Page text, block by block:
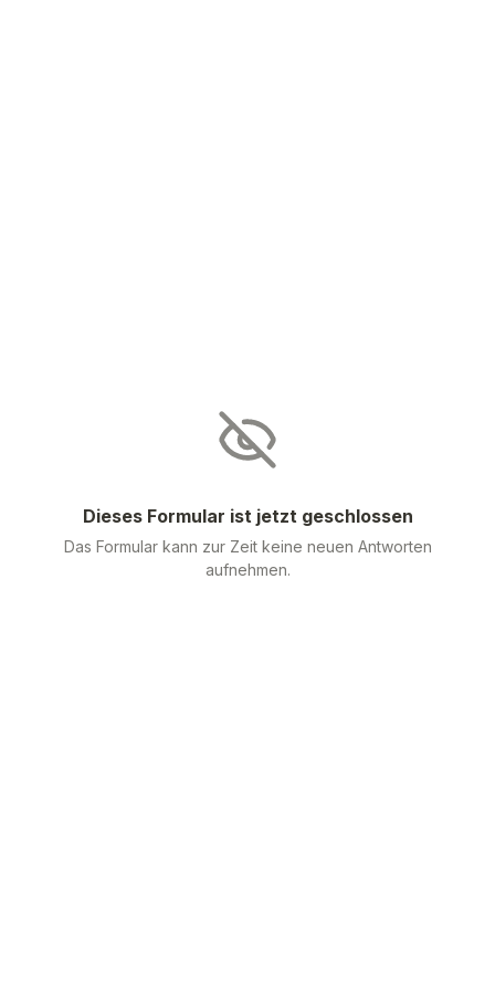
Dieses Formular ist jetzt geschlossen
Das Formular kann zur Zeit keine neuen Antworten
aufnehmen.